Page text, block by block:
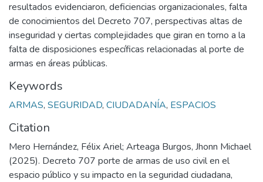
resultados evidenciaron, deficiencias organizacionales, falta
de conocimientos del Decreto 707, perspectivas altas de
inseguridad y ciertas complejidades que giran en torno a la
falta de disposiciones específicas relacionadas al porte de
armas en áreas públicas.
Keywords
ARMAS, SEGURIDAD, CIUDADANÍA, ESPACIOS
Citation
Mero Hernández, Félix Ariel; Arteaga Burgos, Jhonn Michael
(2025). Decreto 707 porte de armas de uso civil en el
espacio público y su impacto en la seguridad ciudadana,